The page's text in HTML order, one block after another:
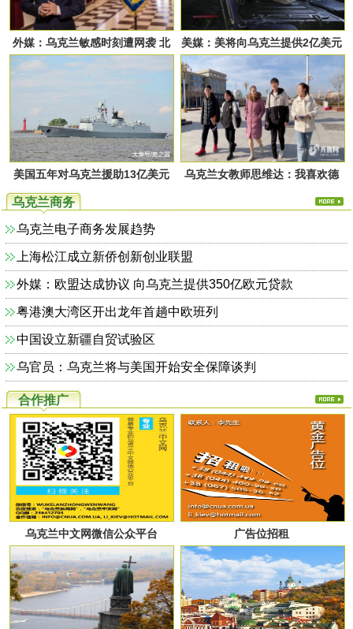
外媒：乌克兰敏感时刻遭网袭 北
约紧急提供协防
美媒：美将向乌克兰提供2亿美元
秘密援助 含雷达系统和海上设备
美国五年对乌克兰援助13亿美元
乌克兰女教师思维达：我喜欢德
州这座城市，喜欢我的工作
乌克兰商务
乌克兰电子商务发展趋势
上海松江成立新侨创新创业联盟
外媒：欧盟达成协议 向乌克兰提供350亿欧元贷款
粤港澳大湾区开出龙年首趟中欧班列
中国设立新疆自贸试验区
乌官员：乌克兰将与美国开始安全保障谈判
合作推广
乌克兰中文网微信公众平台 广告位招租